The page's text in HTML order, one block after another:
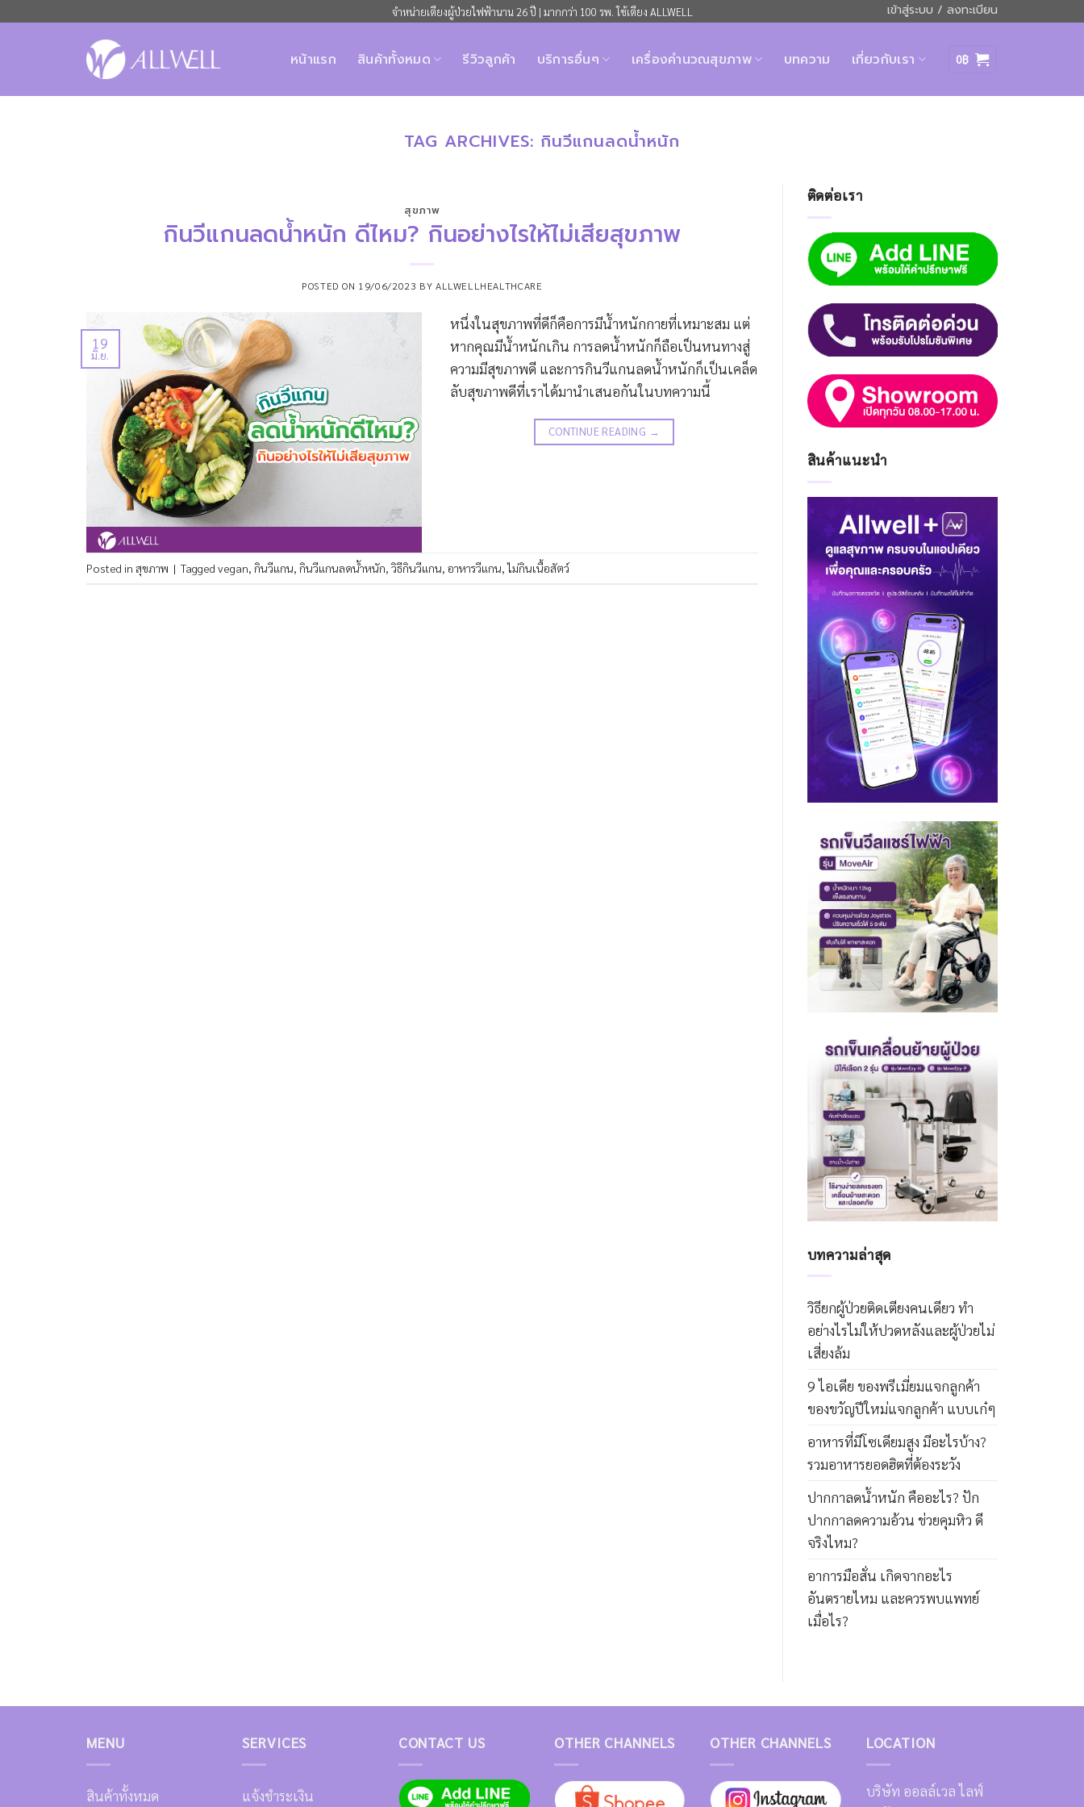
จำหน่ายเตียงผู้ป่วยไฟฟ้านาน 26 ปี | มากกว่า 100 รพ. ใช้เตียง ALLWELL เข้าสู่ระบบ / ลงทะเบียน
หน้าแรก สินค้าทั้งหมด รีวิวลูกค้า บริการอื่นๆ เครื่องคำนวณสุขภาพ บทความ เกี่ยวกับเรา 0฿
TAG ARCHIVES: กินวีแกนลดน้ำหนัก
สุขภาพ
กินวีแกนลดน้ำหนัก ดีไหม? กินอย่างไรให้ไม่เสียสุขภาพ
POSTED ON 19/06/2023 BY ALLWELLHEALTHCARE
19
มิ.ย.
หนึ่งในสุขภาพที่ดีก็คือการมีน้ำหนักกายที่เหมาะสม แต่
หากคุณมีน้ำหนักเกิน การลดน้ำหนักก็ถือเป็นหนทางสู่
ความมีสุขภาพดี และการกินวีแกนลดน้ำหนักก็เป็นเคล็ด
ลับสุขภาพดีที่เราได้มานำเสนอกันในบทความนี้
CONTINUE READING →
Posted in สุขภาพ | Tagged vegan กินวีแกน กินวีแกนลดน้ำหนัก ,วิธีกินวีแกน อาหารวีแกน ,ไม่กินเนื้อสัตว์
ติดต่อเรา
สินค้าแนะนำ
บทความล่าสุด
วิธียกผู้ป่วยติดเตียงคนเดียว ทำ
อย่างไรไม่ให้ปวดหลังและผู้ป่วยไม่
เสี่ยงล้ม
9 ไอเดีย ของพรีเมี่ยมแจกลูกค้า
ของขวัญปีใหม่แจกลูกค้า แบบเก๋ๆ
อาหารที่มีโซเดียมสูง มีอะไรบ้าง?
รวมอาหารยอดฮิตที่ต้องระวัง
ปากกาลดน้ำหนัก คืออะไร? ปัก
ปากกาลดความอ้วน ช่วยคุมหิว ดี
จริงไหม?
อาการมือสั่น เกิดจากอะไร
อันตรายไหม และควรพบแพทย์
เมื่อไร?
MENU
สินค้าทั้งหมด
SERVICES
แจ้งชำระเงิน
CONTACT US OTHER CHANNELS OTHER CHANNELS LOCATION
บริษัท ออลล์เวล ไลฟ์